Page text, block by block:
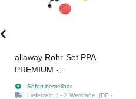
allaway Rohr-Set PPA
PREMIUM -
Saugdosenanschlusspaket
Sofort bestellbar
Lieferzeit: 1 - 3 Werktage (DE -